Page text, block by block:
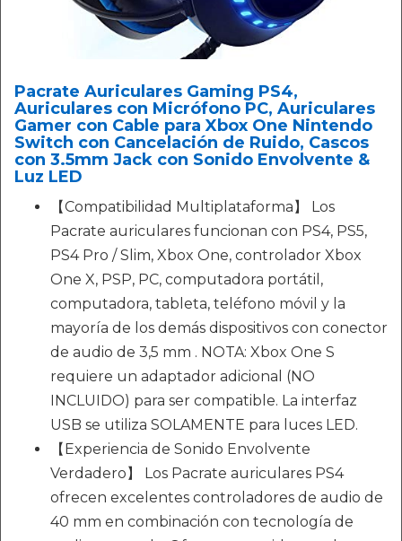
Pacrate Auriculares Gaming PS4,
Auriculares con Micrófono PC, Auriculares
Gamer con Cable para Xbox One Nintendo
Switch con Cancelación de Ruido, Cascos
con 3.5mm Jack con Sonido Envolvente &
Luz LED
【Compatibilidad Multiplataforma】 Los
Pacrate auriculares funcionan con PS4, PS5,
PS4 Pro / Slim, Xbox One, controlador Xbox
One X, PSP, PC, computadora portátil,
computadora, tableta, teléfono móvil y la
mayoría de los demás dispositivos con conector
de audio de 3,5 mm . NOTA: Xbox One S
requiere un adaptador adicional (NO
INCLUIDO) para ser compatible. La interfaz
USB se utiliza SOLAMENTE para luces LED.
【Experiencia de Sonido Envolvente
Verdadero】 Los Pacrate auriculares PS4
ofrecen excelentes controladores de audio de
40 mm en combinación con tecnología de